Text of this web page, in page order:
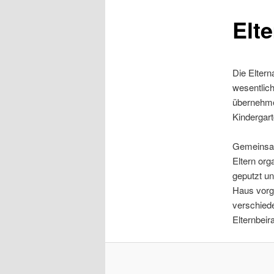
Die
Eltern
geputzt
Haus